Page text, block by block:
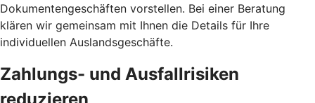
Dokumentengeschäften vorstellen. Bei einer Beratung
klären wir gemeinsam mit Ihnen die Details für Ihre
individuellen Auslandsgeschäfte.
Zahlungs- und Ausfallrisiken
reduzieren